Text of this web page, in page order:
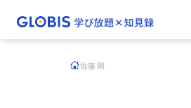
佐藤 剛